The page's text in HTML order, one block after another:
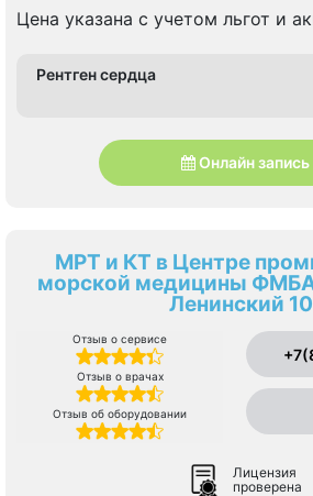
Цена указана с учетом льгот и
Рентген сердца
Онлайн запись
МРТ и КТ в Центре
морской медицины ФМБА
Ленинский
Отзыв о сервисе
Отзыв о врачах
Отзыв об оборудовании
Лицензия
проверена